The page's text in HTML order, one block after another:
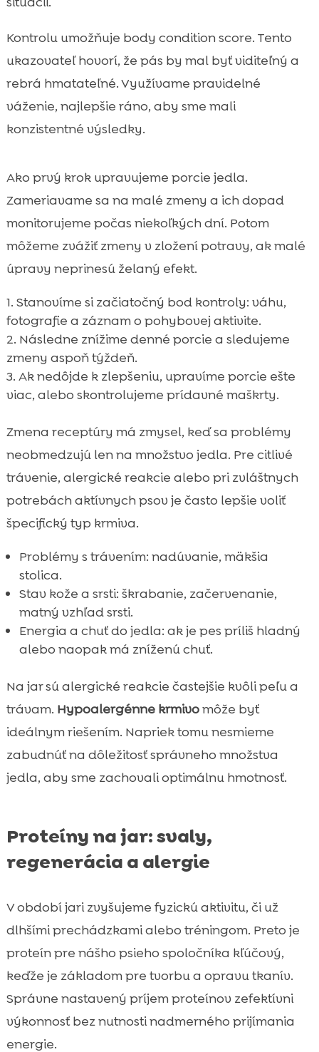
Kontrolu umožňuje body condition score. Tento
ukazovateľ hovorí, že pás by mal byť viditeľný a
rebrá hmatateľné. Využívame pravidelné
váženie, najlepšie ráno, aby sme mali
konzistentné výsledky.
Ako prvý krok upravujeme porcie jedla.
Zameriavame sa na malé zmeny a ich dopad
monitorujeme počas niekoľkých dní. Potom
môžeme zvážiť zmeny v zložení potravy, ak malé
úpravy neprinesú želaný efekt.
Stanovíme si začiatočný bod kontroly: váhu,
fotografie a záznam o pohybovej aktivite.
Následne znížime denné porcie a sledujeme
zmeny aspoň týždeň.
Ak nedôjde k zlepšeniu, upravíme porcie ešte
viac, alebo skontrolujeme prídavné maškrty.
Zmena receptúry má zmysel, keď sa problémy
neobmedzujú len na množstvo jedla. Pre citlivé
trávenie, alergické reakcie alebo pri zvláštnych
potrebách aktívnych psov je často lepšie voliť
špecifický typ krmiva.
Problémy s trávením: nadúvanie, mäkšia
stolica.
Stav kože a srsti: škrabanie, začervenanie,
matný vzhľad srsti.
Energia a chuť do jedla: ak je pes príliš hladný
alebo naopak má zníženú chuť.
Na jar sú alergické reakcie častejšie kvôli peľu a
trávam. Hypoalergénne krmivomôže byť
ideálnym riešením. Napriek tomu nesmieme
zabudnúť na dôležitosť správneho množstva
jedla, aby sme zachovali optimálnu hmotnosť.
Proteíny na jar: svaly,
regenerácia a alergie
V období jari zvyšujeme fyzickú aktivitu, či už
dlhšími prechádzkami alebo tréningom. Preto je
proteín pre nášho psieho spoločníka kľúčový,
keďže je základom pre tvorbu a opravu tkanív.
Správne nastavený príjem proteínov zefektívni
výkonnosť bez nutnosti nadmerného prijímania
energie.